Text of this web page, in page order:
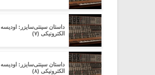
داستان سینتی‌سایزر: اودیسه
الکترونیکی (۷)
داستان سینتی‌سایزر: اودیسه
الکترونیکی (۸)